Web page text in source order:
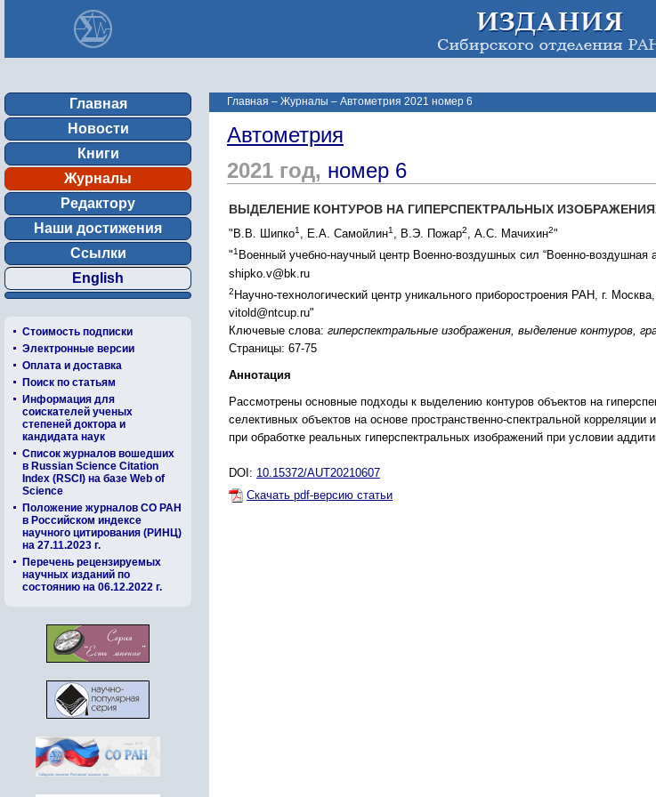
Главная
Новости
Книги
Журналы
Редактору
Наши достижения
Ссылки
English
Стоимость подписки
Электронные версии
Оплата и доставка
Поиск по статьям
Информация для
соискателей ученых
степеней доктора и
кандидата наук
Список журналов вошедших
в Russian Science Citation
Index (RSCI) на базе Web of
Science
Положение журналов СО РАН
в Российском индексе
научного цитирования (РИНЦ)
на 27.11.2023 г.
Перечень рецензируемых
научных изданий по
состоянию на 06.12.2022 г.
Главная – Журналы – Автометрия 2021 номер 6
Автометрия
2021 год, номер 6
ВЫДЕЛЕНИЕ КОНТУРОВ НА ГИПЕРСПЕКТРАЛЬНЫХ
"В.В. Шипко1 , Е.А. Самойлин1 , В.Э. Пожар2, А.С. Мачихин2"
"1 Военный учебно-научный центр Военно-воздушных сил “Военно-
shipko.v@bk.ru
2 Научно-технологический центр уникального приборостроения РАН, г.
vitold@ntcup.ru"
Ключевые слова: гиперспектральные изображения, выделение контуров,
Страницы: 67-75
Аннотация
Рассмотрены основные подходы к выделению контуров объектов на
селективных объектов на основе пространственно-спектральной
при обработке реальных гиперспектральных изображений при условии
DOI: 10.15372/AUT20210607
Скачать pdf-версию статьи